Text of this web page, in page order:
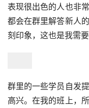
表现很出色的人也非
都会在群里解答新人
刻印象，这也是我需要
群里的一些学员自发
高兴。在我的班上，